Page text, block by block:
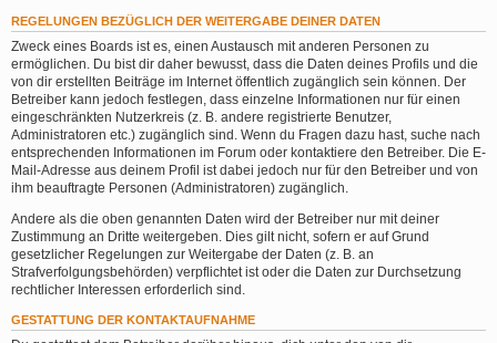
REGELUNGEN BEZÜGLICH DER WEITERGABE DEINER DATEN
Zweck eines Boards ist es, einen Austausch mit anderen Personen zu
ermöglichen. Du bist dir daher bewusst, dass die Daten deines Profils und die
von dir erstellten Beiträge im Internet öffentlich zugänglich sein können. Der
Betreiber kann jedoch festlegen, dass einzelne Informationen nur für einen
eingeschränkten Nutzerkreis (z. B. andere registrierte Benutzer,
Administratoren etc.) zugänglich sind. Wenn du Fragen dazu hast, suche nach
entsprechenden Informationen im Forum oder kontaktiere den Betreiber. Die E-
Mail-Adresse aus deinem Profil ist dabei jedoch nur für den Betreiber und von
ihm beauftragte Personen (Administratoren) zugänglich.
Andere als die oben genannten Daten wird der Betreiber nur mit deiner
Zustimmung an Dritte weitergeben. Dies gilt nicht, sofern er auf Grund
gesetzlicher Regelungen zur Weitergabe der Daten (z. B. an
Strafverfolgungsbehörden) verpflichtet ist oder die Daten zur Durchsetzung
rechtlicher Interessen erforderlich sind.
GESTATTUNG DER KONTAKTAUFNAHME